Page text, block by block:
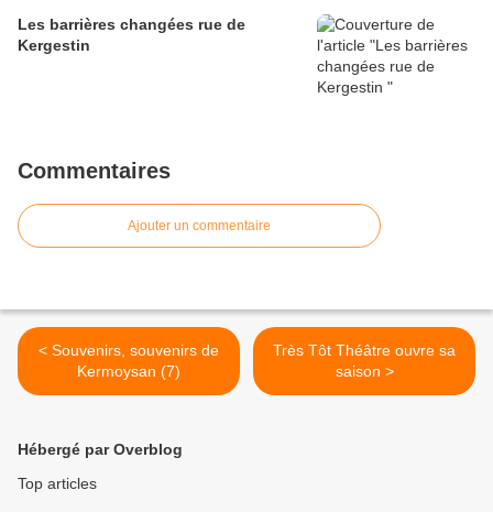
Les barrières changées rue de
Kergestin
Commentaires
Ajouter un commentaire
< Souvenirs, souvenirs de
Kermoysan (7)
Très Tôt Théâtre ouvre sa
saison >
Hébergé par Overblog
Top articles